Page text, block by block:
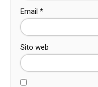
Email *
Sito web